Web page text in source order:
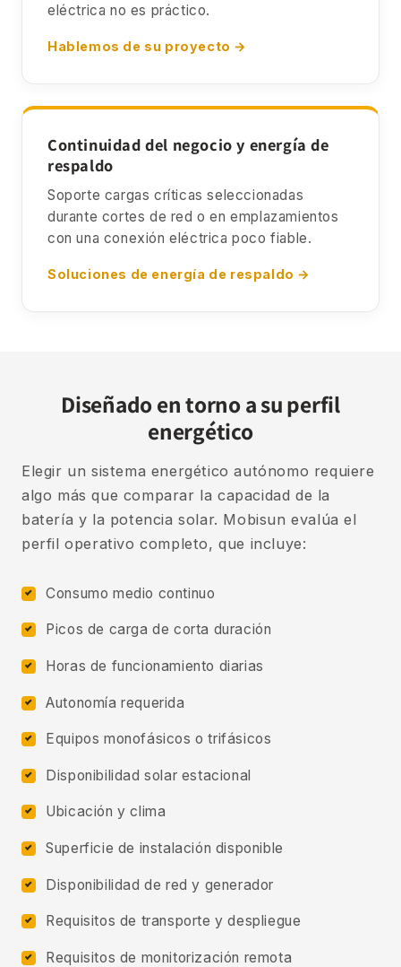
eléctrica no es práctico.
Hablemos de su proyecto →
Continuidad del negocio y energía de
respaldo
Soporte cargas críticas seleccionadas
durante cortes de red o en emplazamientos
con una conexión eléctrica poco fiable.
Soluciones de energía de respaldo →
Diseñado en torno a su perfil
energético
Elegir un sistema energético autónomo requiere
algo más que comparar la capacidad de la
batería y la potencia solar. Mobisun evalúa el
perfil operativo completo, que incluye:
Consumo medio continuo
Picos de carga de corta duración
Horas de funcionamiento diarias
Autonomía requerida
Equipos monofásicos o trifásicos
Disponibilidad solar estacional
Ubicación y clima
Superficie de instalación disponible
Disponibilidad de red y generador
Requisitos de transporte y despliegue
Requisitos de monitorización remota